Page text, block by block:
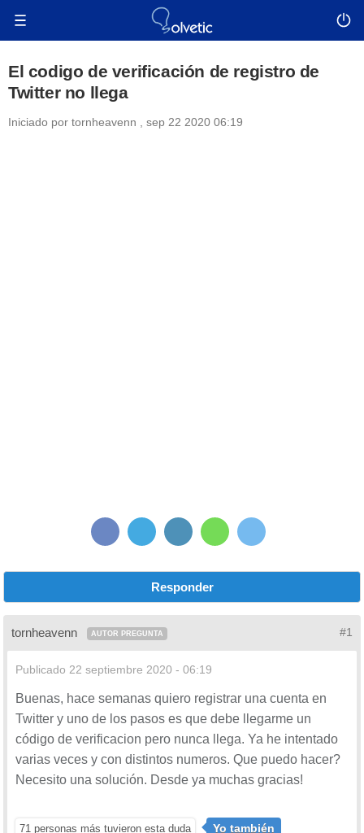
El codigo de verificación de registro de
Twitter no llega
Iniciado por tornheavenn sep 22 2020 06:19
Responder
tornheavenn AUTOR PREGUNTA #1
Publicado 22 septiembre 2020 - 06:19
Buenas, hace semanas quiero registrar una cuenta en
Twitter y uno de los pasos es que debe llegarme un
código de verificacion pero nunca llega. Ya he intentado
varias veces y con distintos numeros. Que puedo hacer?
Necesito una solución. Desde ya muchas gracias!
71 personas más tuvieron esta duda Yo también